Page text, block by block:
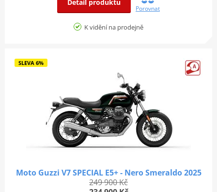
Detail produktu
Porovnat
K vidění na prodejně
SLEVA 6%
Moto Guzzi V7 SPECIAL E5+ - Nero Smeraldo 2025
249 900 Kč